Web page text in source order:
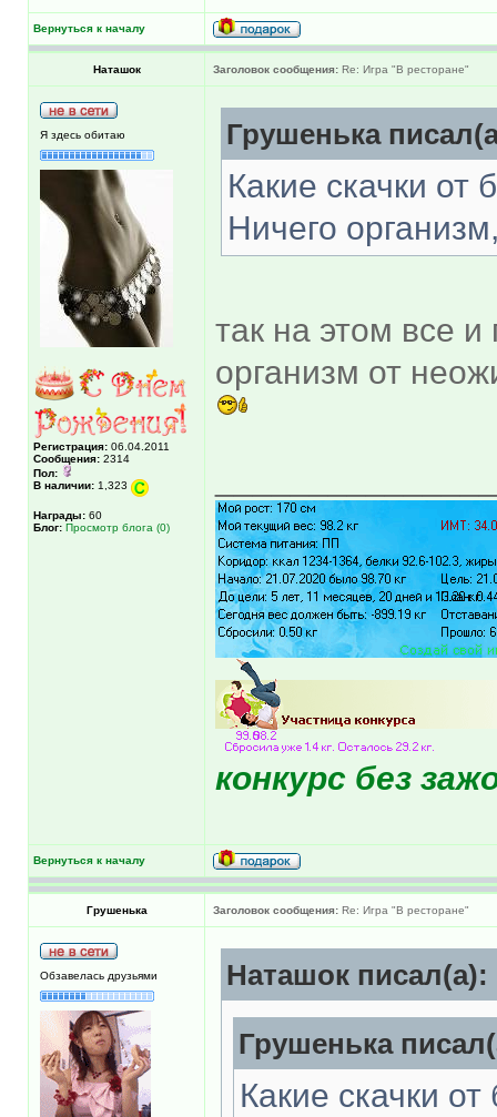
Вернуться к началу
Наташок Заголовок сообщения: Re: Игра "В ресторане"
Я здесь обитаю
Регистрация: 06.04.2011
Сообщения: 2314
Пол:
В наличии: 1,323
Награды: 60
Блог: Просмотр блога (0)
Грушенька
Какие скачки от
Ничего
так на этом все и
организм от
конкурс без
Вернуться к началу
Грушенька Заголовок сообщения: Re: Игра "В ресторане"
Обзавелась друзьями Наташок писал(а):
Грушенька
Какие скачки